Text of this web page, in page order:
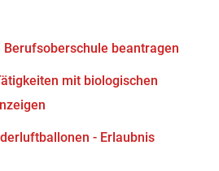
beantragen
mit biologischen
- Erlaubnis